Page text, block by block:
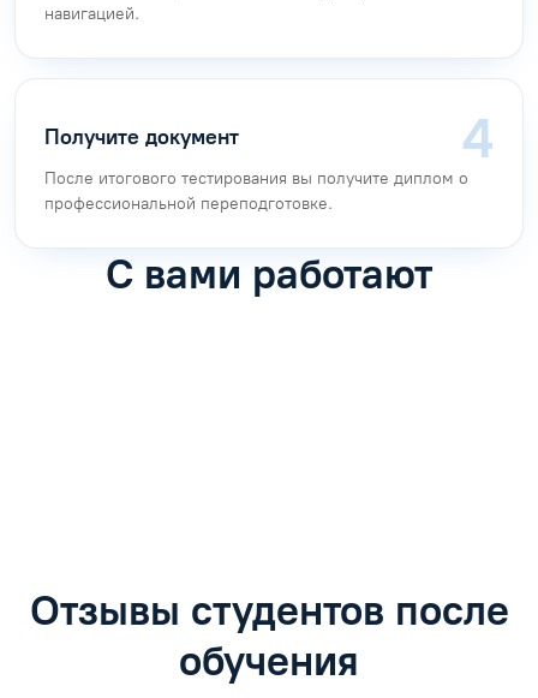
навигацией.
Получите документ
После итогового тестирования вы получите диплом о
профессиональной переподготовке.
С вами работают
Отзывы студентов после
обучения